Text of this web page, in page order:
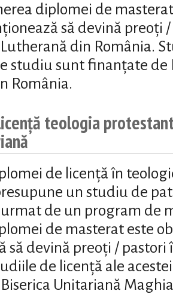
diplomei de
să devină preoți
din România.
studiu sunt finanțate de
România.
teologia
de licență în
un studiu de
de un program de
de masterat este
să devină preoți / pastori
de licență ale
Unitariană